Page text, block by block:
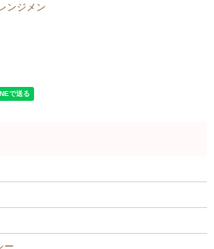
ンジメン
ー